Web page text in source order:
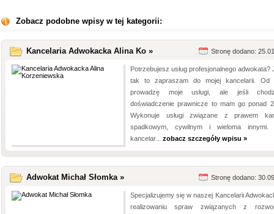
Zobacz podobne wpisy w tej kategorii:
Kancelaria Adwokacka Alina Ko » Stronę dodano:
Potrzebujesz usług profesjonalnego adwokata?
tak to zapraszam do mojej kancelarii. Od
prowadzę moje usługi, ale jeśli
doświadczenie prawnicze to mam go ponad
Wykonuje usługi związane z prawem
spadkowym, cywilnym i wieloma innymi.
kancelar... zobacz szczegóły wpisu »
Adwokat Michał Słomka » Stronę dodano:
Specjalizujemy się w naszej Kancelarii
realizowaniu spraw związanych z